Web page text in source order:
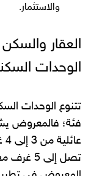
والاستثمار.
العقار
الوحدات
تتنوع الوحدات
فئة؛ فالمعروض
تصل